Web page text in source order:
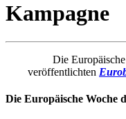
Kampagne
Die
veröffentlichten
Die Europäische Woche